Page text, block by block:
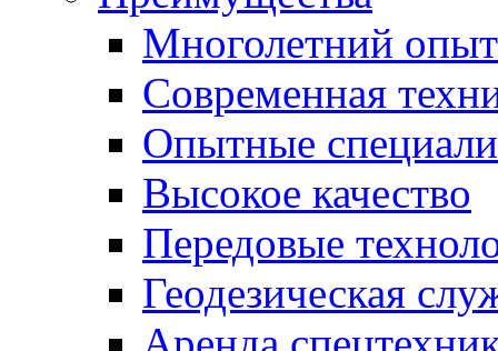
Многолетний опыт
Современная
Опытные
Высокое качество
Передовые
Геодезическая